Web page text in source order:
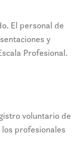
El personal de
y
Profesional.
voluntario de
profesionales